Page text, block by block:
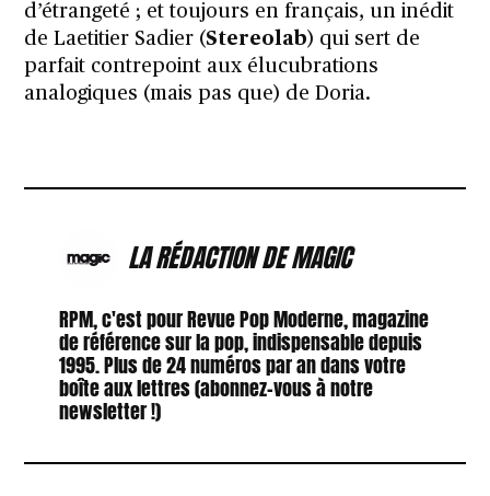
d’étrangeté ; et toujours en français, un inédit
de Laetitier Sadier (Stereolab) qui sert de
parfait contrepoint aux élucubrations
analogiques (mais pas que) de Doria.
LA RÉDACTION DE MAGIC
RPM, c'est pour Revue Pop Moderne, magazine
de référence sur la pop, indispensable depuis
1995. Plus de 24 numéros par an dans votre
boîte aux lettres (abonnez-vous à notre
newsletter !)